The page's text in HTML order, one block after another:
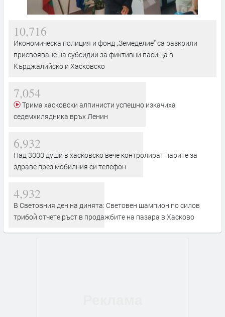
10,716
Икономическа полиция и фонд „Земеделие“ са разкрили
присвояване на субсидии за фиктивни пасища в
Кърджалийско и Хасковско
7,054
седемхилядника връх Ленин
6,932
Над 3000 души в хасковско вече контролират парите за
здраве през мобилния си телефон
4,932
В Световния ден на динята: Световен шампион по силов
трибой отчете ръст в продажбите на пазара в Хасково